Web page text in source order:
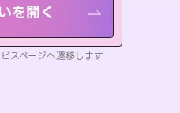
を開く
スページへ遷移します